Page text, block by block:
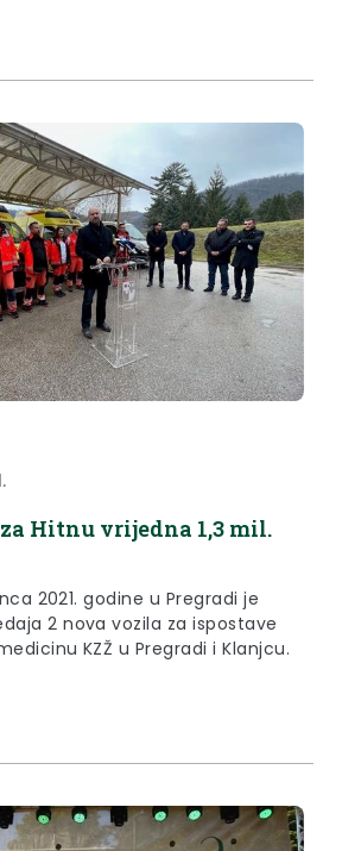
Hitnu vrijedna 1,3 mil.
2021. godine u Pregradi je
2 nova vozila za ispostave
KZŽ u Pregradi i Klanjcu.